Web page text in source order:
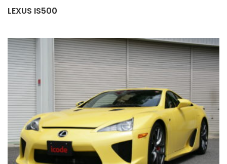
LEXUS IS500